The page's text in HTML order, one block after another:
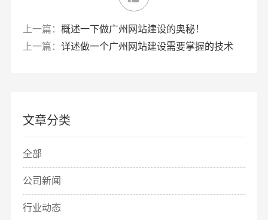
上一篇： 概述一下做广州网站建设的奥秘！
上一篇： 详述做一个广州网站建设需要掌握的技术
文章分类
全部
公司新闻
行业动态